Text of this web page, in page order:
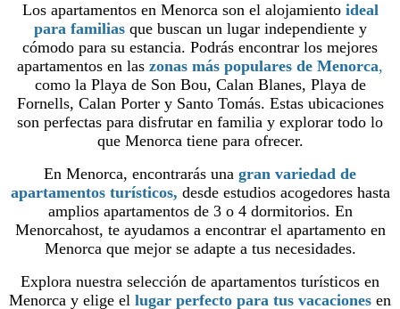
Los apartamentos en Menorca son el alojamiento ideal
para familiasque buscan un lugar independiente y
cómodo para su estancia. Podrás encontrar los mejores
apartamentos en las zonas más populares de Menorca,
como la Playa de Son Bou, Calan Blanes, Playa de
Fornells, Calan Porter y Santo Tomás. Estas ubicaciones
son perfectas para disfrutar en familia y explorar todo lo
que Menorca tiene para ofrecer.
En Menorca, encontrarás una gran variedad de
apartamentos turísticos, desde estudios acogedores hasta
amplios apartamentos de 3 o 4 dormitorios. En
Menorcahost, te ayudamos a encontrar el apartamento en
Menorca que mejor se adapte a tus necesidades.
Explora nuestra selección de apartamentos turísticos en
Menorca y elige el lugar perfecto para tus vacaciones en